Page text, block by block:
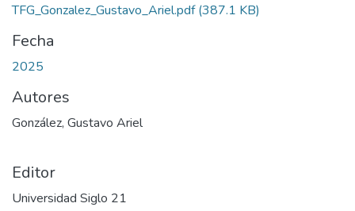
TFG_Gonzalez_Gustavo_Ariel.pdf(387.1 KB)
Fecha
2025
Autores
González, Gustavo Ariel
Editor
Universidad Siglo 21